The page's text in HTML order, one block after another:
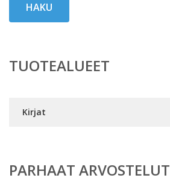
HAKU
TUOTEALUEET
Kirjat
PARHAAT ARVOSTELUT